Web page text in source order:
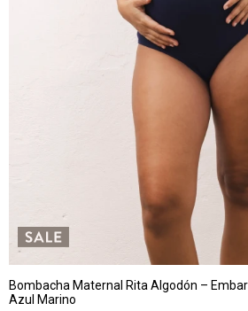
Bombacha Maternal Rita Algodón –
Azul Marino